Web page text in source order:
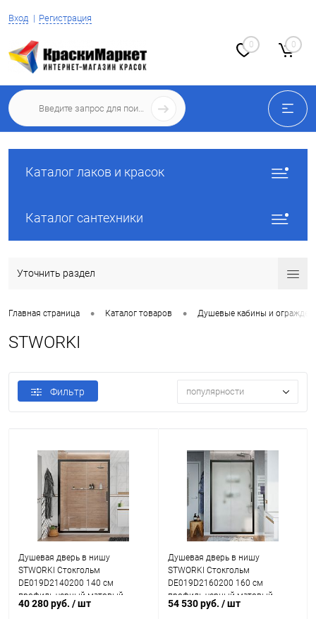
Вход Регистрация
0 0
Каталог лаков и красок
Каталог сантехники
Уточнить раздел
Главная страница • Каталог товаров • Душевые кабины и
STWORKI
Фильтр популярности
Душевая дверь в нишу
STWORKI Стокгольм
DE019D2140200 140 см
профиль черный матовый
40 280 руб. / шт
Душевая дверь в нишу
STWORKI Стокгольм
DE019D2160200 160 см
профиль черный матовый,
стекло матовое
54 530 руб. / шт